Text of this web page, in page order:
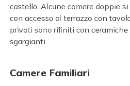
castello. Alcune camere doppie
con accesso al terrazzo con
privati sono rifiniti con ceramiche
sgargianti.
Camere Familiari